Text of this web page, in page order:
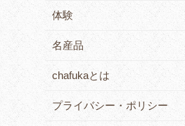
体験
名産品
chafukaとは
プライバシー・ポリシー